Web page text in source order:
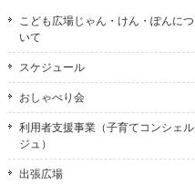
こども広場じゃん・けん・ぽんにつ
いて
スケジュール
おしゃべり会
利用者支援事業（子育てコンシェル
ジュ）
出張広場